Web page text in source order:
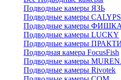
Подводные камеры ЯЗЬ
Подводные камеры
Подводные камеры ФИШКА
Подводные камеры LUCKY
Подводные камеры
Подводная камера FocusFish
Подводные камеры
Подводные камеры Rivotek